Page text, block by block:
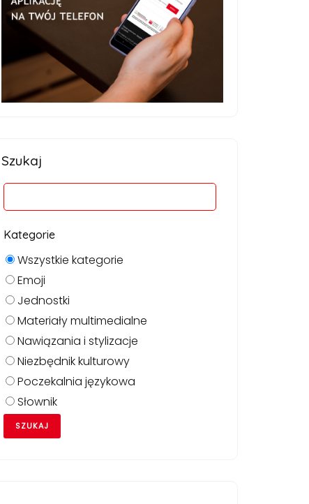
Szukaj
Kategorie
Wszystkie kategorie
Emoji
Jednostki
Materiały multimedialne
Nawiązania i stylizacje
Niezbędnik kulturowy
Poczekalnia językowa
Słownik